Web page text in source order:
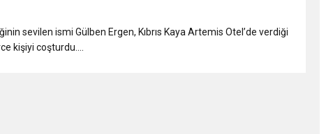
sevilen ismi Gülben Ergen, Kıbrıs Kaya Artemis Otel’de verdiği
kişiyi coşturdu....